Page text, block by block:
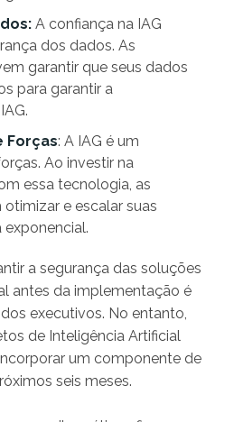
A confiança na IAG
dos dados. As
garantir que seus dados
para garantir a
Forças: A IAG é um
Ao investir na
essa tecnologia, as
e escalar suas
a segurança das soluções
antes da implementação é
executivos. No entanto,
de Inteligência Artificial
um componente de
seis meses.